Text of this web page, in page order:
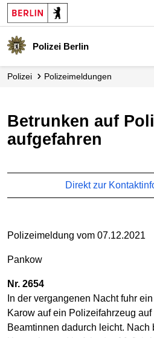
Polizei Berlin
Polizei Polizei­meldungen
Betrunken auf Polizeiauto
aufgefahren
Direkt zur
Polizeimeldung vom 07.12.2021
Pankow
Nr. 2654
In der vergangenen Nacht fuhr
Karow auf ein Polizeifahrzeug
Beamtinnen dadurch leicht. Nach